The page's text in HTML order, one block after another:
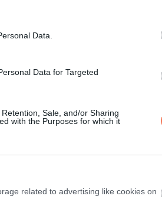
Data.
Data for Targeted
Sale, and/or Sharing
with the Purposes for which it
related to advertising like cookies on